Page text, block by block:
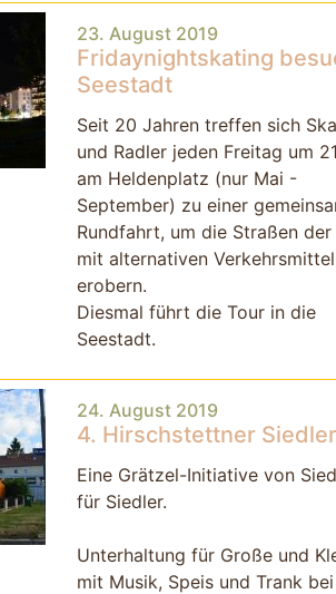
23. August 2019
Fridaynightskating
Seestadt
Seit 20 Jahren treffen sich
und Radler jeden Freitag um
am Heldenplatz (nur Mai -
September) zu einer
Rundfahrt, um die Straßen
mit alternativen
erobern.
Diesmal führt die Tour in die
Seestadt.
24. August 2019
4. Hirschstettner
Eine Grätzel-Initiative von
für Siedler.
Unterhaltung für Große und
mit Musik, Speis und Trank bei